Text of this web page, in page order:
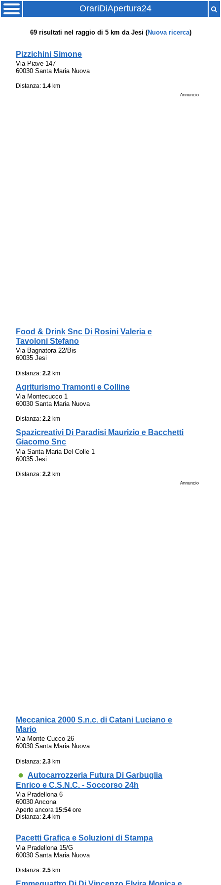
OrariDiApertura24
69risultati nel raggio di 5 km da Jesi (Nuova ricerca)
Pizzichini Simone
Via Piave 147
60030 Santa Maria Nuova
Distanza:1.4 km
Annuncio
Food & Drink Snc Di Rosini Valeria e
Tavoloni Stefano
Via Bagnatora 22/Bis
60035 Jesi
Distanza:2.2 km
Agriturismo Tramonti e Colline
Via Montecucco 1
60030 Santa Maria Nuova
Distanza:2.2 km
Spazicreativi Di Paradisi Maurizio e Bacchetti
Giacomo Snc
Via Santa Maria Del Colle 1
60035 Jesi
Distanza:2.2 km
Annuncio
Meccanica 2000 S.n.c. di Catani Luciano e
Mario
Via Monte Cucco 26
60030 Santa Maria Nuova
Distanza:2.3 km
Autocarrozzeria Futura Di Garbuglia
Enrico e C.S.N.C. - Soccorso 24h
Via Pradellona 6
60030 Ancona
Aperto ancora15:54 ore
Distanza:2.4 km
Pacetti Grafica e Soluzioni di Stampa
Via Pradellona 15/G
60030 Santa Maria Nuova
Distanza:2.5 km